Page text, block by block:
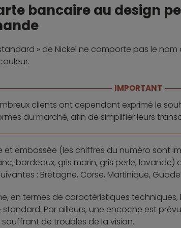
bancaire au design
» de Nickel ne comporte pas le
IMPORTANT
clients ont cependant exprimé le
du marché, afin de simplifier leurs
et embossée (les chiffres du numéro sont
bordeaux, gris marin, gris perle, lavande)
: Bretagne, Corse, Martinique,
en termes de caractéristiques techniques,
Par ailleurs, une encoche est
de troubles de la vision.